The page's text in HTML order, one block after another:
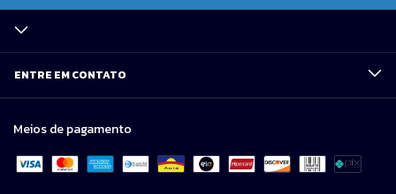
ENTRE EM CONTATO
Meios de pagamento